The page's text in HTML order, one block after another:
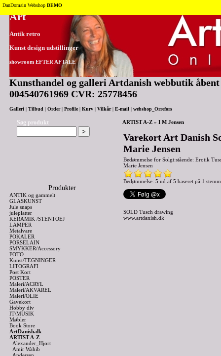
Tilbage til toppen
Art
Antik retro
Kunst design udstillinger
showroom EFTER AFTALE
Kunsthandel og galleri Artdanish webbutik
004540761969 CVR: 25778456
Galleri Tilbud Order| Profile| Kurv Vilkår| E-mail webshop_Orrefors
Søg produkt
Produkter
ANTIK og gammelt
GLASKUNST
Jule snaps
juleplatter
KERAMIK /STENTOEJ
LAMPER
Metalvare
POKALER
PORSELAIN
SMYKKER/Accessory
FOTO
Kunst/TEGNINGER
LITOGRAFI
Post Kort
POSTER
Maleri/ACRYL
Maleri/AKVAREL
Maleri/OLIE
Gavekort
Hobby div
IT/MUSIK
Møbler
Book Store
ArtDanish.dk
ARTIST A-Z
Alexander_Hjort
Amir Wahib
ARTIST A-Z » I M Jensen
Varekort Art Danish
Marie Jensen
Bedømmelse for Solgt:stående: Erotik
Marie Jensen
Bedømmelse: 5 ud af 5 baseret på 1
SOLD Tusch drawing
www.artdanish.dk
DanDomain Webshop DEMO